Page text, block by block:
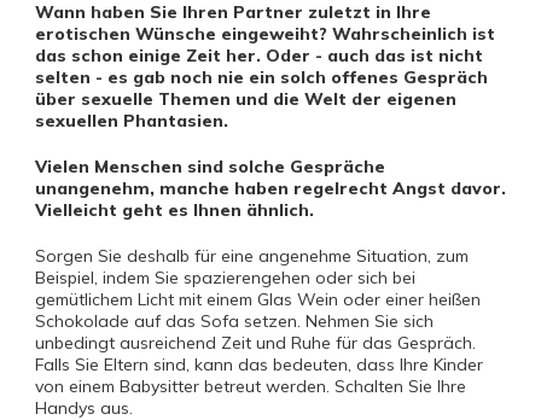
Wann haben Sie Ihren Partner zuletzt in Ihre
erotischen Wünsche eingeweiht? Wahrscheinlich ist
das schon einige Zeit her. Oder - auch das ist nicht
selten - es gab noch nie ein solch offenes Gespräch
über sexuelle Themen und die Welt der eigenen
sexuellen Phantasien.
Vielen Menschen sind solche Gespräche
unangenehm, manche haben regelrecht Angst davor.
Vielleicht geht es Ihnen ähnlich.
Sorgen Sie deshalb für eine angenehme Situation, zum
Beispiel, indem Sie spazierengehen oder sich bei
gemütlichem Licht mit einem Glas Wein oder einer heißen
Schokolade auf das Sofa setzen. Nehmen Sie sich
unbedingt ausreichend Zeit und Ruhe für das Gespräch.
Falls Sie Eltern sind, kann das bedeuten, dass Ihre Kinder
von einem Babysitter betreut werden. Schalten Sie Ihre
Handys aus.